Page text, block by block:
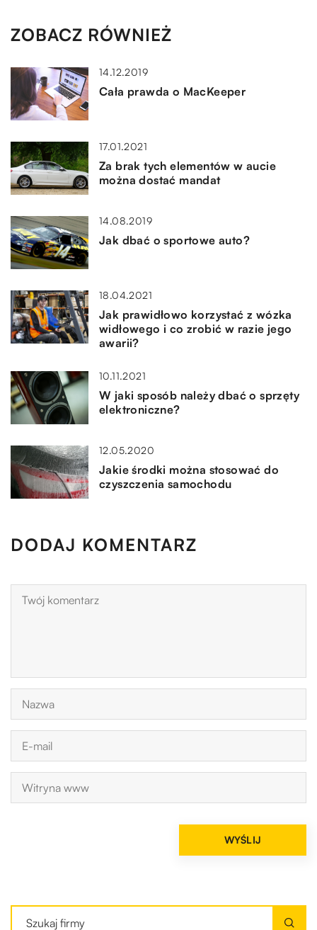
ZOBACZ RÓWNIEŻ
14.12.2019
Cała prawda o MacKeeper
17.01.2021
Za brak tych elementów w aucie
można dostać mandat
14.08.2019
Jak dbać o sportowe auto?
18.04.2021
Jak prawidłowo korzystać z wózka
widłowego i co zrobić w razie jego
awarii?
10.11.2021
W jaki sposób należy dbać o sprzęty
elektroniczne?
12.05.2020
Jakie środki można stosować do
czyszczenia samochodu
DODAJ KOMENTARZ